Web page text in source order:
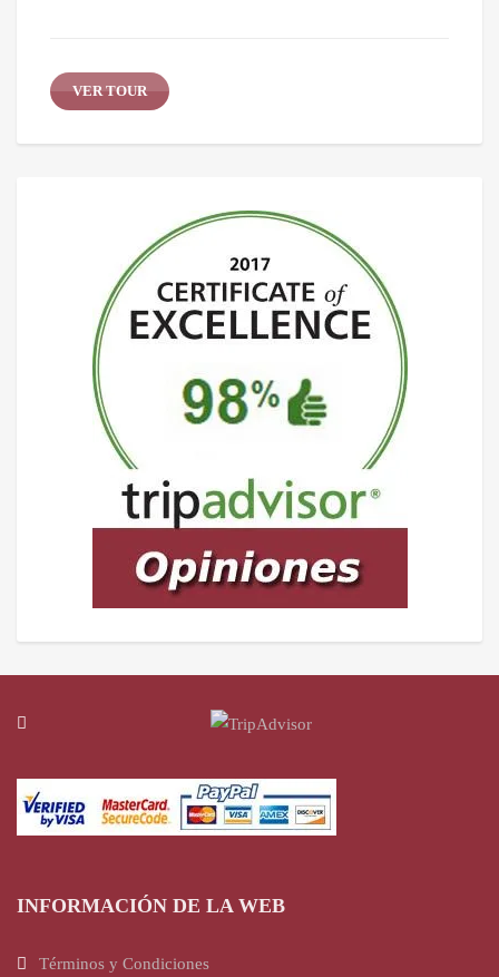
VER TOUR
INFORMACIÓN DE LA WEB
Términos y Condiciones